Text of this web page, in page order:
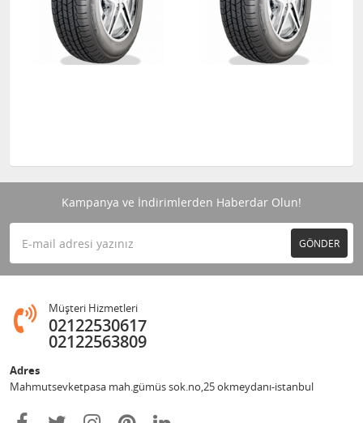
Kampanya ve İndirimlerden Haberdar Olun!
GÖNDER
Müşteri Hizmetleri
02122530617
02122563809
Adres
Mahmutsevketpasa mah.gümüs sok.no,25 okmeydanı-istanbul